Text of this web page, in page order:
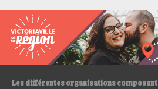
p
s
:
/
/
Les différentes organisations